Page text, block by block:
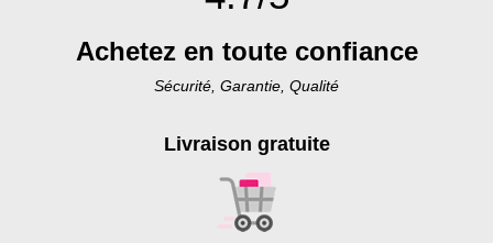
Achetez en toute confiance
Sécurité, Garantie, Qualité
Livraison gratuite